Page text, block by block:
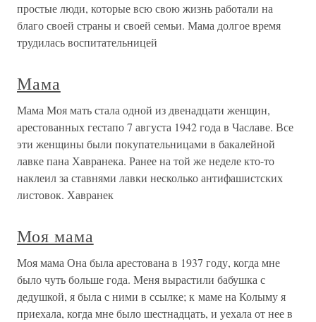
простые люди, которые всю свою жизнь работали на
благо своей страны и своей семьи. Мама долгое время
трудилась воспитательницей
Мама
Мама Моя мать стала одной из двенадцати женщин,
арестованных гестапо 7 августа 1942 года в Чаславе. Все
эти женщины были покупательницами в бакалейной
лавке пана Хавранека. Ранее на той же неделе кто-то
наклеил за ставнями лавки несколько антифашистских
листовок. Хавранек
Моя мама
Моя мама Она была арестована в 1937 году, когда мне
было чуть больше года. Меня вырастили бабушка с
дедушкой, я была с ними в ссылке; к маме на Колыму я
приехала, когда мне было шестнадцать, и уехала от нее в